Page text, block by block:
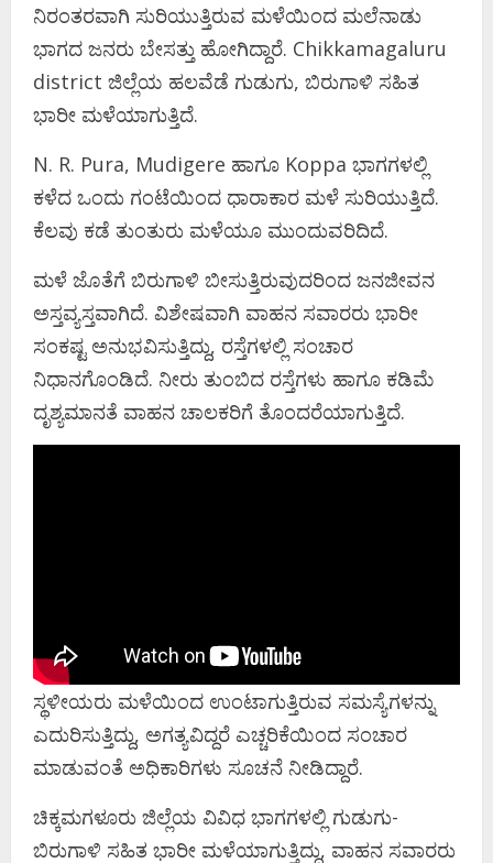
ನಿರಂತರವಾಗಿ ಸುರಿಯುತ್ತಿರುವ ಮಳೆಯಿಂದ ಮಲೆನಾಡು
ಭಾಗದ ಜನರು ಬೇಸತ್ತು ಹೋಗಿದ್ದಾರೆ. Chikkamagaluru
district ಜಿಲ್ಲೆಯ ಹಲವೆಡೆ ಗುಡುಗು, ಬಿರುಗಾಳಿ ಸಹಿತ
ಭಾರೀ ಮಳೆಯಾಗುತ್ತಿದೆ.
N. R. Pura, Mudigere ಹಾಗೂ Koppa ಭಾಗಗಳಲ್ಲಿ
ಕಳೆದ ಒಂದು ಗಂಟೆಯಿಂದ ಧಾರಾಕಾರ ಮಳೆ ಸುರಿಯುತ್ತಿದೆ.
ಕೆಲವು ಕಡೆ ತುಂತುರು ಮಳೆಯೂ ಮುಂದುವರಿದಿದೆ.
ಮಳೆ ಜೊತೆಗೆ ಬಿರುಗಾಳಿ ಬೀಸುತ್ತಿರುವುದರಿಂದ ಜನಜೀವನ
ಅಸ್ತವ್ಯಸ್ತವಾಗಿದೆ. ವಿಶೇಷವಾಗಿ ವಾಹನ ಸವಾರರು ಭಾರೀ
ಸಂಕಷ್ಟ ಅನುಭವಿಸುತ್ತಿದ್ದು, ರಸ್ತೆಗಳಲ್ಲಿ ಸಂಚಾರ
ನಿಧಾನಗೊಂಡಿದೆ. ನೀರು ತುಂಬಿದ ರಸ್ತೆಗಳು ಹಾಗೂ ಕಡಿಮೆ
ದೃಶ್ಯಮಾನತೆ ವಾಹನ ಚಾಲಕರಿಗೆ ತೊಂದರೆಯಾಗುತ್ತಿದೆ.
ಸ್ಥಳೀಯರು ಮಳೆಯಿಂದ ಉಂಟಾಗುತ್ತಿರುವ ಸಮಸ್ಯೆಗಳನ್ನು
ಎದುರಿಸುತ್ತಿದ್ದು, ಅಗತ್ಯವಿದ್ದರೆ ಎಚ್ಚರಿಕೆಯಿಂದ ಸಂಚಾರ
ಮಾಡುವಂತೆ ಅಧಿಕಾರಿಗಳು ಸೂಚನೆ ನೀಡಿದ್ದಾರೆ.
ಚಿಕ್ಕಮಗಳೂರು ಜಿಲ್ಲೆಯ ವಿವಿಧ ಭಾಗಗಳಲ್ಲಿ ಗುಡುಗು-
ಬಿರುಗಾಳಿ ಸಹಿತ ಭಾರೀ ಮಳೆಯಾಗುತ್ತಿದ್ದು, ವಾಹನ ಸವಾರರು